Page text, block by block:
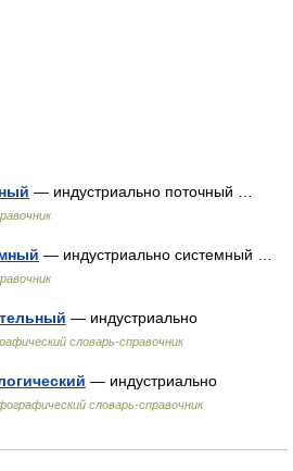
— индустриально поточный …
— индустриально системный …
— индустриально
словарь-справочник
— индустриально
словарь-справочник